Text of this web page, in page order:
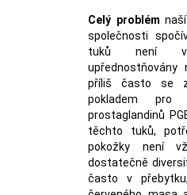
Celý problém
společnosti
tuků není
příliš často se
pokladem pro
prostaglandinů
těchto tuků,
pokožky není
dostatečně
často v